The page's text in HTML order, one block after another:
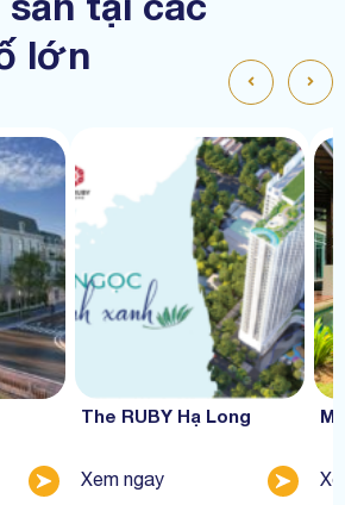
lớn
The RUBY Hạ Long
Xem ngay